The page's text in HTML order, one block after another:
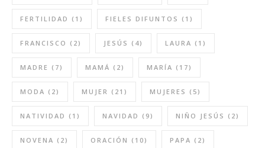
FERTILIDAD (1) FIELES DIFUNTOS (1)
FRANCISCO (2) JESÚS (4) LAURA (1)
MADRE (7) MAMÁ (2) MARÍA (17)
MODA (2) MUJER (21) MUJERES (5)
NATIVIDAD (1) NAVIDAD (9) NIÑO JESÚS (2)
NOVENA (2) ORACIÓN (10) PAPA (2)